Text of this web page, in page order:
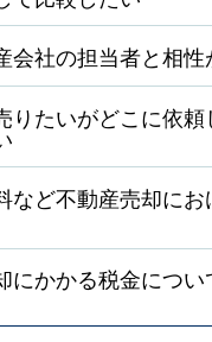
会社の担当者と相性
りたいがどこに依
など不動産売却に
にかかる税金につい